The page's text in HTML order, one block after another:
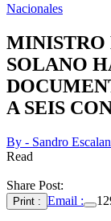
Nacionales
MINISTRO
SOLANO
A SEIS
By - Sandro
Read
Share Post:
Print : Email :